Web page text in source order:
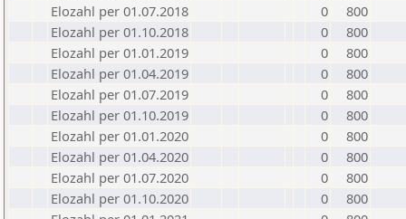
Elozahl per 01.07.2018
0
800
Elozahl per 01.10.2018
0
800
Elozahl per 01.01.2019
0
800
Elozahl per 01.04.2019
0
800
Elozahl per 01.07.2019
0
800
Elozahl per 01.10.2019
0
800
Elozahl per 01.01.2020
0
800
Elozahl per 01.04.2020
0
800
Elozahl per 01.07.2020
0
800
Elozahl per 01.10.2020
0
800